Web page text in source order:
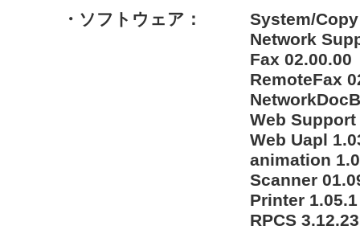
・ソフトウェア：
System/
Network
Fax 02.00.00
RemoteFax
Web Support
Web Uapl
animation
Scanner
Printer 1.05.1
RPCS 3.12.23